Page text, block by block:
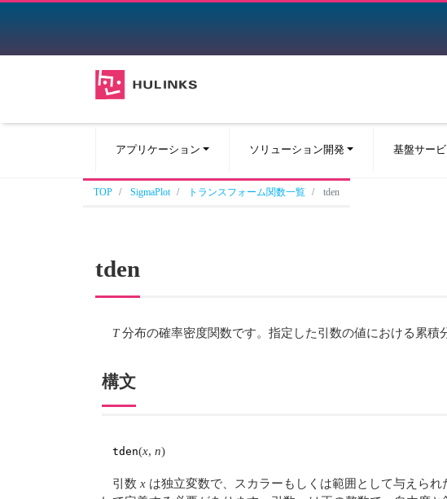
アプリケーション ソリューション開発 基盤サー
TOP SigmaPlot トランスフォーム関数一覧 tden
tden
T分布の確率密度関数です。指定した引数の値における累積
構文
tden(x,n)
引数x は独立変数で、スカラーもしくは範囲として与えら